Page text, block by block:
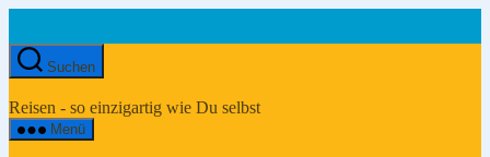
springen
Suchen
Reiseportal
Reisen - so einzigartig wie Du selbst
Menü